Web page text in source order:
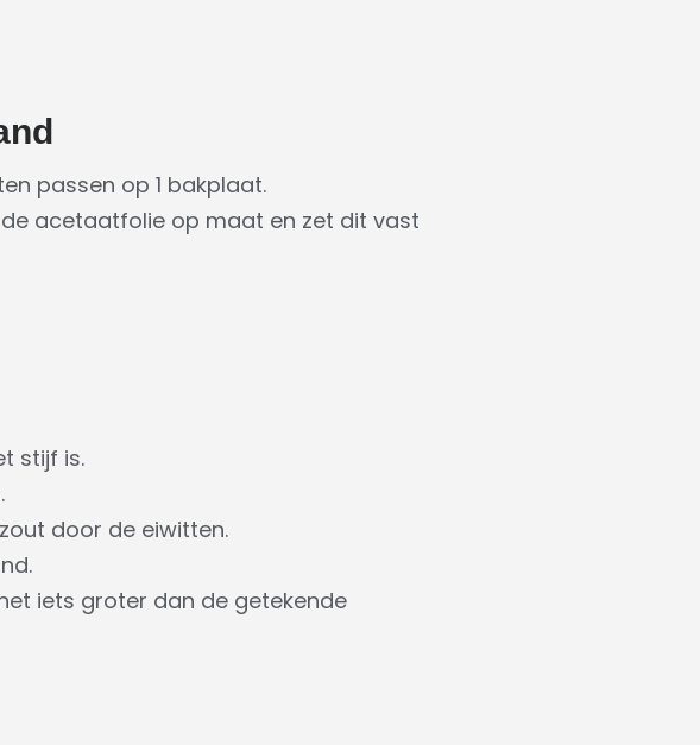
passen op 1 bakplaat.
acetaatfolie op maat en zet dit vast
stijf is.
door de eiwitten.
iets groter dan de getekende